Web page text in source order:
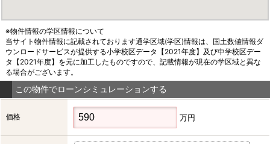
※物件情報の学区情報について
当サイト物件情報に記載されております通学区域(学区)情報は、国土数値情報ダ
ウンロードサービスが提供する小学校区データ【2021年度】及び中学校区デー
タ【2021年度】を元に加工したものですので、記載情報が現在の学区域と異な
る場合がございます。
この物件でローンシミュレーションする
価格 万円